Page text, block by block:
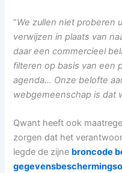
“We zullen niet proberen
verwijzen in plaats van
daar een commercieel
filteren op basis van een
agenda… Onze belofte
webgemeenschap is dat
Qwant heeft ook
zorgen dat het
legde de zijne broncode